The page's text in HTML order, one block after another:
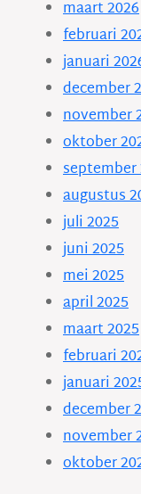
maart 2026
februari
januari
december
november
oktober
september
augustus
juli 2025
juni 2025
mei 2025
april 2025
maart 2025
februari
januari
december
november
oktober